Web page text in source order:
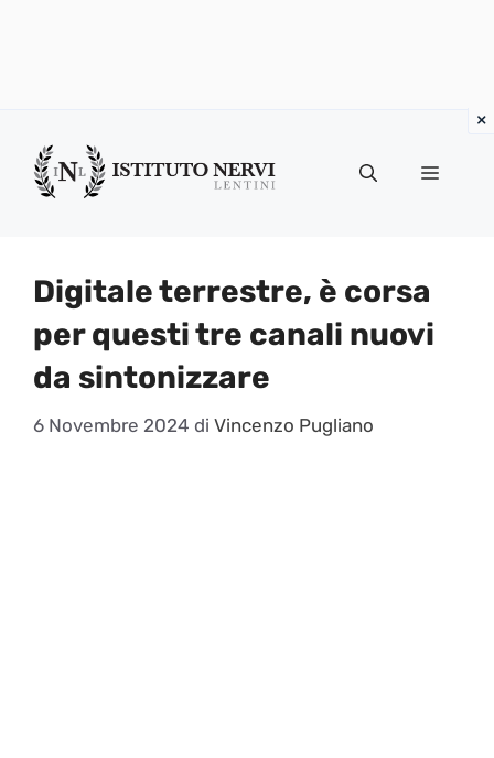
contenuto
Menu
Digitale terrestre, è corsa
per questi tre canali nuovi
da sintonizzare
6 Novembre 2024 di Vincenzo Pugliano